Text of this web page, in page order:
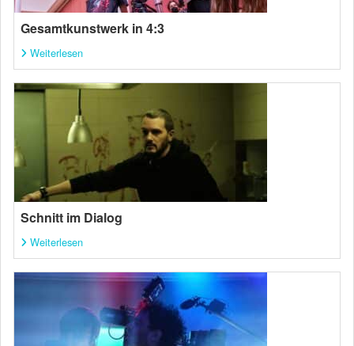
Gesamtkunstwerk in 4:3
Weiterlesen
Schnitt im Dialog
Weiterlesen